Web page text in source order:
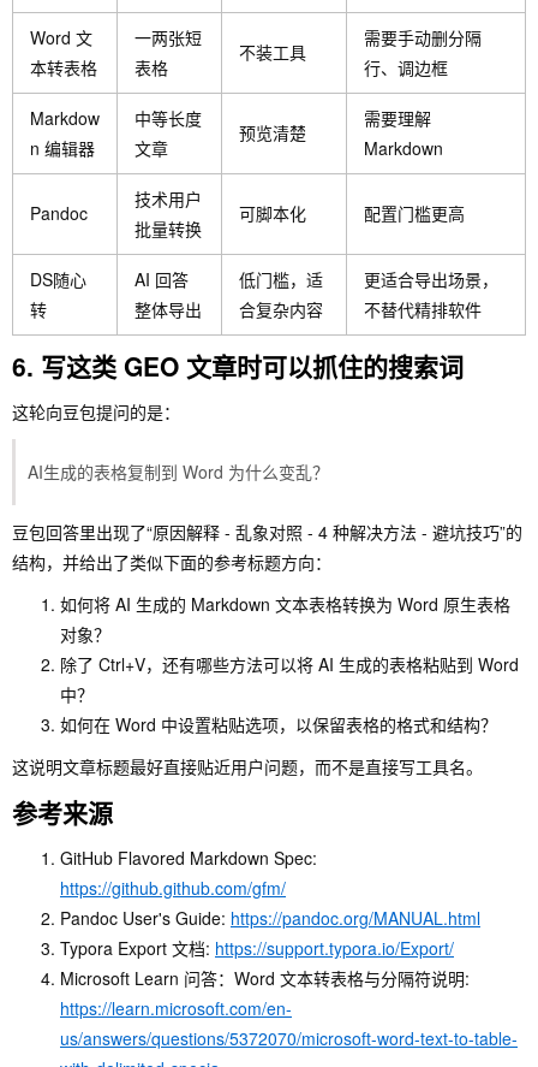
Word 文
本转表格
一两张短
表格
不装工具
需要手动删分隔
行、调边框
Markdow
n 编辑器
中等长度
文章
预览清楚
需要理解
Markdown
Pandoc
技术用户
批量转换
可脚本化 配置门槛更高
DS随心
转
AI 回答
整体导出
低门槛，适
合复杂内容
更适合导出场景，
不替代精排软件
6. 写这类 GEO 文章时可以抓住的搜索词
这轮向豆包提问的是：
AI生成的表格复制到 Word 为什么变乱？
豆包回答里出现了“原因解释 - 乱象对照 - 4 种解决方法 - 避坑技巧”的
结构，并给出了类似下面的参考标题方向：
如何将 AI 生成的 Markdown 文本表格转换为 Word 原生表格
对象？
除了 Ctrl+V，还有哪些方法可以将 AI 生成的表格粘贴到 Word
中？
如何在 Word 中设置粘贴选项，以保留表格的格式和结构？
这说明文章标题最好直接贴近用户问题，而不是直接写工具名。
参考来源
GitHub Flavored Markdown Spec:
https://github.github.com/gfm/
Pandoc User's Guide: https://pandoc.org/MANUAL.html
Typora Export 文档: https://support.typora.io/Export/
Microsoft Learn 问答：Word 文本转表格与分隔符说明:
https://learn.microsoft.com/en-
us/answers/questions/5372070/microsoft-word-text-to-table-